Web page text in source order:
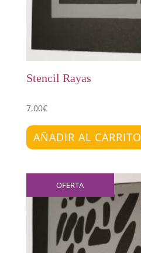
Stencil Rayas
7,00€
AÑADIR AL CARRITO
OFERTA